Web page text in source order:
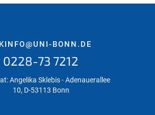
BONN.DE
0228-73 7212
Angelika Sklebis - Adenauerallee
10, D-53113 Bonn